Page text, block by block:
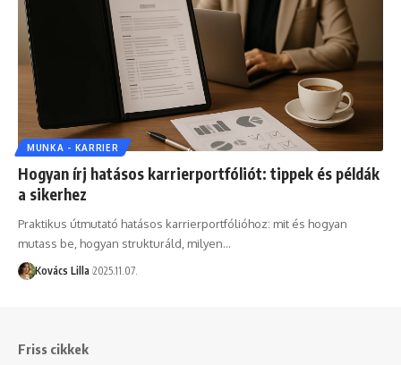
MUNKA - KARRIER
Hogyan írj hatásos karrierportfóliót: tippek és példák
a sikerhez
Praktikus útmutató hatásos karrierportfólióhoz: mit és hogyan
mutass be, hogyan strukturáld, milyen…
Kovács Lilla 2025.11.07.
Friss cikkek